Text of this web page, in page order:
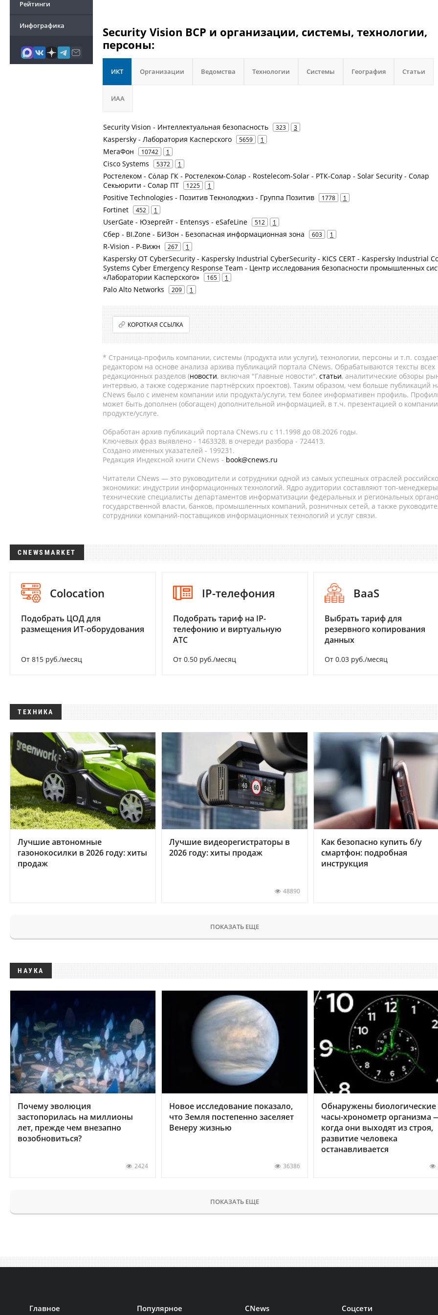
Рейтинги
Инфографика
Security Vision BCP и организации, системы, технологии,
персоны:
ИКТ Организации Ведомства Технологии Системы География Статьи
ИАА
Security Vision - Интеллектуальная безопасность 323 3
Kaspersky - Лаборатория Касперского 5659 1
МегаФон 10742 1
Cisco Systems 5372 1
Ростелеком - Сόлар ГК - Ростелеком-Солар - Rostelecom-Solar - РТК-Солар - Solar Security - Солар
Секьюрити - Солар ПТ
1225 1
Positive Technologies - Позитив Текнолоджиз - Группа Позитив 1778 1
Fortinet 452 1
UserGate - Юзергейт - Entensys - eSafeLine 512 1
Сбер - BI.Zone - БИЗон - Безопасная информационная зона 603 1
R-Vision - Р-Вижн 267 1
Kaspersky OT CyberSecurity - Kaspersky Industrial CyberSecurity - KICS CERT - Kaspersky Industrial
Systems Cyber Emergency Response Team - Центр исследования безопасности промышленных
«Лаборатории Касперского»
165 1
Palo Alto Networks 209 1
КОРОТКАЯ ССЫЛКА
* Страница-профиль компании, системы (продукта или услуги), технологии, персоны и т.п.
редактором на основе анализа архива публикаций портала CNews. Обрабатываются тексты всех
редакционных разделов (новости, включая "Главные новости", статьи, аналитические обзоры
интервью, а также содержание партнёрских проектов). Таким образом, чем больше публикаций
CNews было с именем компании или продукта/услуги, тем более информативен профиль.
может быть дополнен (обогащен) дополнительной информацией, в т.ч. презентацией о
продукте/услуге.
Обработан архив публикаций портала CNews.ru c 11.1998 до 08.2026 годы.
Ключевых фраз выявлено - 1463328, в очереди разбора - 724413.
Создано именных указателей - 199231.
Редакция Индексной книги CNews - book@cnews.ru
Читатели CNews — это руководители и сотрудники одной из самых успешных отраслей
экономики: индустрии информационных технологий. Ядро аудитории составляют топ-
технические специалисты департаментов информатизации федеральных и региональных
государственной власти, банков, промышленных компаний, розничных сетей, а также
сотрудники компаний-поставщиков информационных технологий и услуг связи.
CNEWSMARKET
Colocation
Подобрать ЦОД для
размещения ИТ-оборудования
От 815 руб./месяц
IP-телефония
Подобрать тариф на IP-
телефонию и виртуальную
АТС
От 0.50 руб./месяц
BaaS
Выбрать тариф для
резервного копирования
данных
От 0.03 руб./месяц
ТЕХНИКА
Лучшие автономные
газонокосилки в 2026 году: хиты
продаж
Лучшие видеорегистраторы в
2026 году: хиты продаж
48890
Как безопасно купить б/у
смартфон: подробная
инструкция
ПОКАЗАТЬ ЕЩЕ
НАУКА
Почему эволюция
застопорилась на миллионы
лет, прежде чем внезапно
возобновиться?
2424
Новое исследование показало,
что Земля постепенно заселяет
Венеру жизнью
36386
Обнаружены биологические
часы-хронометр организма
когда они выходят из строя,
развитие человека
останавливается
ПОКАЗАТЬ ЕЩЕ
Главное Популярное CNews Соцсети